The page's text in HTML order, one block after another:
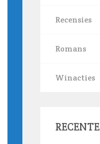
Recensies
Romans
Winacties